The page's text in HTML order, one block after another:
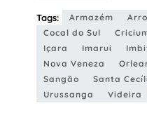
Tags: Armazém
Cocal do Sul
Içara
Imarui
Nova Veneza
Sangão
Santa
Urussanga
Videira